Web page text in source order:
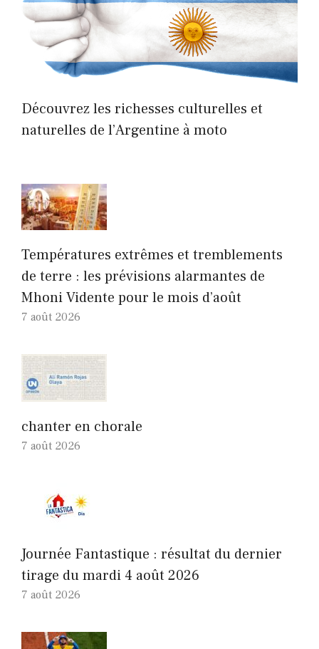
Découvrez les richesses culturelles et
naturelles de l’Argentine à moto
Températures extrêmes et tremblements
de terre : les prévisions alarmantes de
Mhoni Vidente pour le mois d’août
7 août 2026
chanter en chorale
7 août 2026
Journée Fantastique : résultat du dernier
tirage du mardi 4 août 2026
7 août 2026